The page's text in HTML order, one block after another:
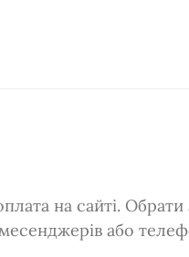
на сайті. Обрати
або